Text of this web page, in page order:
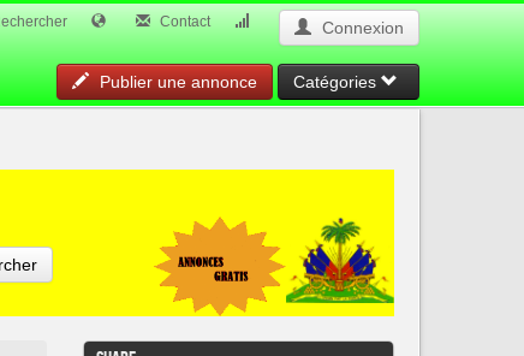
Contact Connexion
Publier une annonce Catégories